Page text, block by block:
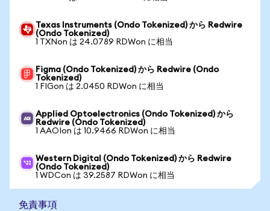
Texas Instruments (Ondo Tokenized) から Redwire
(Ondo Tokenized)
1 TXNon は 24.0789 RDWon に相当
Figma (Ondo Tokenized) から Redwire (Ondo
Tokenized)
1 FIGon は 2.0450 RDWon に相当
Applied Optoelectronics (Ondo Tokenized) から
Redwire (Ondo Tokenized)
1 AAOIon は 10.9466 RDWon に相当
Western Digital (Ondo Tokenized) から Redwire
(Ondo Tokenized)
1 WDCon は 39.2587 RDWon に相当
免責事項